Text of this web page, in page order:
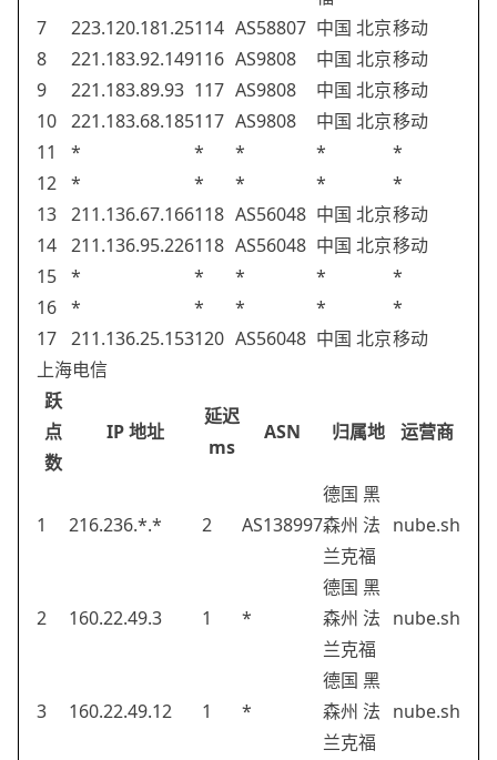
7
223.120.181.25114 AS58807 中国 北京移动
8
221.183.92.149116 AS9808 中国 北京移动
9
221.183.89.93 117 AS9808 中国 北京移动
10 221.183.68.185117 AS9808 中国 北京移动
11
* * * *
*
12 * * * *
*
13 211.136.67.166118 AS56048 中国 北京移动
14 211.136.95.226118 AS56048 中国 北京移动
15 * * * *
*
16 * * * *
*
17 211.136.25.153120 AS56048 中国 北京移动
上海电信
跃
点
数
IP 地址
延迟
ms
ASN 归属地 运营商
1 216.236.*.* 2 AS138997
德国 黑
森州 法
兰克福
nube.sh
2 160.22.49.3 1 *
德国 黑
森州 法
兰克福
nube.sh
3 160.22.49.12 1 *
德国 黑
森州 法
兰克福
nube.sh